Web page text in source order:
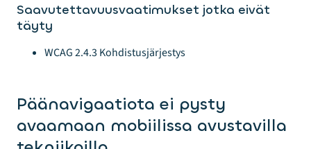
Saavutettavuusvaatimukset jotka eivät
täyty
WCAG 2.4.3 Kohdistusjärjestys
Päänavigaatiota ei pysty
avaamaan mobiilissa avustavilla